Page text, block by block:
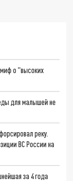
о "высоких
для малышей не
реку.
ВС России на
за 4 года